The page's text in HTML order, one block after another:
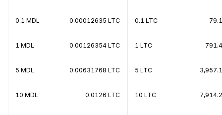
0.1 MDL 0.00012635 LTC
1 MDL 0.00126354 LTC
5 MDL 0.00631768 LTC
10 MDL 0.0126 LTC
0.1 LTC
1 LTC
5 LTC
10 LTC